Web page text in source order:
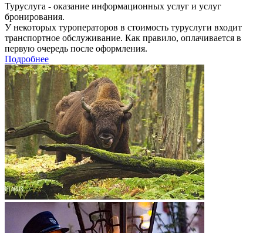
Туруслуга - оказание информационных услуг и услуг
бронирования.
У некоторых туроператоров в стоимость туруслуги входит
транспортное обслуживание. Как правило, оплачивается в
первую очередь после оформления.
Подробнее